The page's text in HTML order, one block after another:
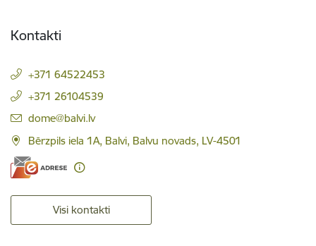
Kontakti
+371 64522453
+371 26104539
E-pasts:
dome@balvi.lv
Bērzpils iela 1A, Balvi, Balvu novads, LV-4501
Visi kontakti